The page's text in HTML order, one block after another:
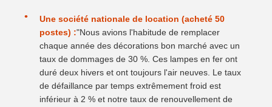
Une société nationale de location (acheté 50
postes) :"Nous avions l'habitude de remplacer
chaque année des décorations bon marché avec un
taux de dommages de 30 %. Ces lampes en fer ont
duré deux hivers et ont toujours l'air neuves. Le taux
de défaillance par temps extrêmement froid est
inférieur à 2 % et notre taux de renouvellement de